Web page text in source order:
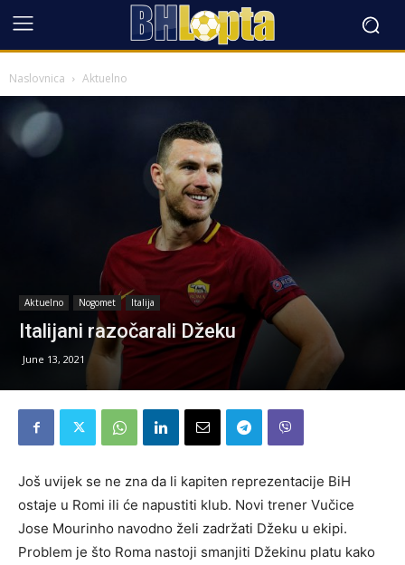
Naslovnica Aktuelno
Aktuelno Nogomet Italija
Italijani razočarali Džeku
June 13, 2021
Još uvijek se ne zna da li kapiten reprezentacije BiH
ostaje u Romi ili će napustiti klub. Novi trener Vučice
Jose Mourinho navodno želi zadržati Džeku u ekipi.
Problem je što Roma nastoji smanjiti Džekinu platu kako